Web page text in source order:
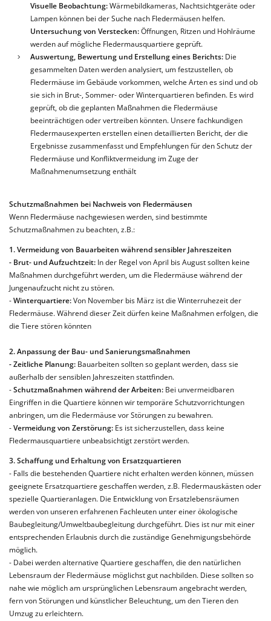
Visuelle Beobachtung:Wärmebildkameras, Nachtsichtgeräte oder
Lampen können bei der Suche nach Fledermäusen helfen.
Untersuchung von Verstecken:Öffnungen, Ritzen und Hohlräume
werden auf mögliche Fledermausquartiere geprüft.
Auswertung, Bewertung und Erstellung eines Berichts: Die
gesammelten Daten werden analysiert, um festzustellen, ob
Fledermäuse im Gebäude vorkommen, welche Arten es sind und ob
sie sich in Brut-, Sommer- oder Winterquartieren befinden. Es wird
geprüft, ob die geplanten Maßnahmen die Fledermäuse
beeinträchtigen oder vertreiben könnten. Unsere fachkundigen
Fledermausexperten erstellen einen detaillierten Bericht, der die
Ergebnisse zusammenfasst und Empfehlungen für den Schutz der
Fledermäuse und Konfliktvermeidung im Zuge der
Maßnahmenumsetzung enthält
Schutzmaßnahmen bei Nachweis von Fledermäusen
Wenn Fledermäuse nachgewiesen werden, sind bestimmte
Schutzmaßnahmen zu beachten, z.B.:
1. Vermeidung von Bauarbeiten während sensibler Jahreszeiten
- Brut- und Aufzuchtzeit: In der Regel von April bis August sollten keine
Maßnahmen durchgeführt werden, um die Fledermäuse während der
Jungenaufzucht nicht zu stören.
-Winterquartiere:Von November bis März ist die Winterruhezeit der
Fledermäuse. Während dieser Zeit dürfen keine Maßnahmen erfolgen, die
die Tiere stören könnten
2. Anpassung der Bau- und Sanierungsmaßnahmen
-Zeitliche Planung: Bauarbeiten sollten so geplant werden, dass sie
außerhalb der sensiblen Jahreszeiten stattfinden.
-Schutzmaßnahmen während der Arbeiten: Bei unvermeidbaren
Eingriffen in die Quartiere können wir temporäre Schutzvorrichtungen
anbringen, um die Fledermäuse vor Störungen zu bewahren.
-Vermeidung von Zerstörung: Es ist sicherzustellen, dass keine
Fledermausquartiere unbeabsichtigt zerstört werden.
3. Schaffung und Erhaltung von Ersatzquartieren
- Falls die bestehenden Quartiere nicht erhalten werden können, müssen
geeignete Ersatzquartiere geschaffen werden, z.B. Fledermauskästen oder
spezielle Quartieranlagen. Die Entwicklung von Ersatzlebensräumen
werden von unseren erfahrenen Fachleuten unter einer ökologische
Baubegleitung/Umweltbaubegleitung durchgeführt. Dies ist nur mit einer
entsprechenden Erlaubnis durch die zuständige Genehmigungsbehörde
möglich.
- Dabei werden alternative Quartiere geschaffen, die den natürlichen
Lebensraum der Fledermäuse möglichst gut nachbilden. Diese sollten so
nahe wie möglich am ursprünglichen Lebensraum angebracht werden,
fern von Störungen und künstlicher Beleuchtung, um den Tieren den
Umzug zu erleichtern.